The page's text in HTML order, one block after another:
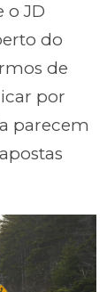
o JD
do
de
por
parecem